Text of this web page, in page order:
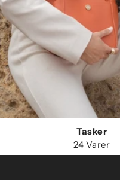
Tasker
24 Varer